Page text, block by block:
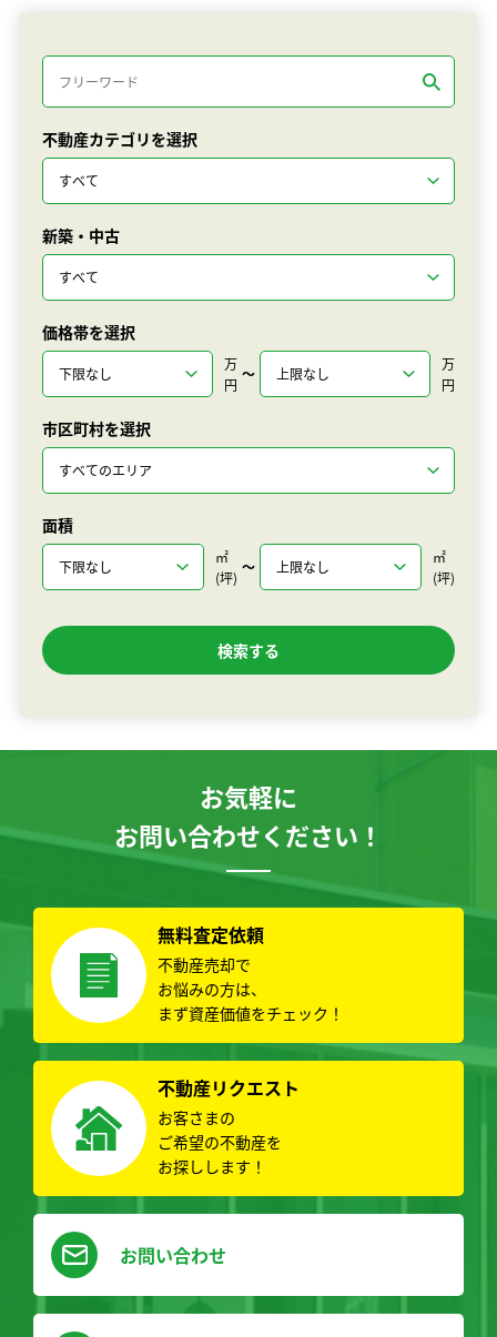
不動産カテゴリを選択
新築・中古
価格帯を選択
万
円
〜
万
円
市区町村を選択
面積
㎡
(坪)
〜
㎡
(坪)
お気軽に
お問い合わせください！
無料査定依頼
不動産売却で
お悩みの方は、
まず資産価値をチェック！
不動産リクエスト
お客さまの
ご希望の不動産を
お探しします！
お問い合わせ